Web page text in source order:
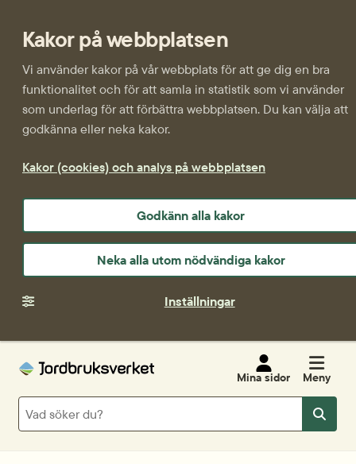
Kakor på webbplatsen
Vi använder kakor på vår webbplats för att ge dig en bra
funktionalitet och för att samla in statistik som vi använder
som underlag för att förbättra webbplatsen. Du kan välja att
godkänna eller neka kakor.
Kakor (cookies) och analys på webbplatsen
Godkänn alla kakor
Neka alla utom nödvändiga kakor
Inställningar
Mina sidor Meny
Sök
Sök